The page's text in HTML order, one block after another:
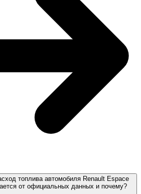
топлива автомобиля Renault Espace
от официальных данных и почему?